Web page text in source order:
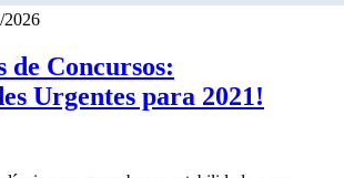
2026
de Concursos:
Urgentes para 2021!